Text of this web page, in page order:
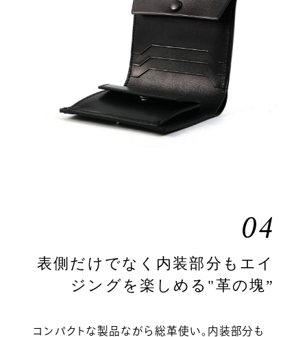
04
表側だけでなく内装部分もエイ
ジングを楽しめる"革の塊”
コンパクトな製品ながら総革使い。内装部分も